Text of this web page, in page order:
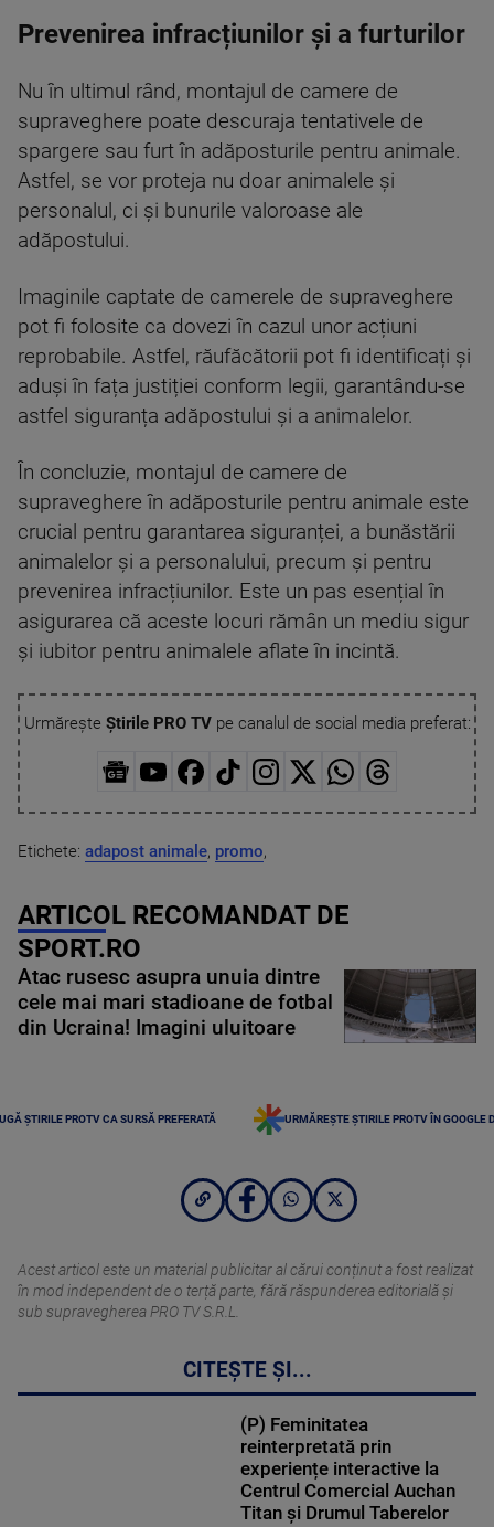
Prevenirea infracțiunilor și a furturilor
Nu în ultimul rând, montajul de camere de
supraveghere poate descuraja tentativele de
spargere sau furt în adăposturile pentru animale.
Astfel, se vor proteja nu doar animalele și
personalul, ci și bunurile valoroase ale
adăpostului.
Imaginile captate de camerele de supraveghere
pot fi folosite ca dovezi în cazul unor acțiuni
reprobabile. Astfel, răufăcătorii pot fi identificați și
aduși în fața justiției conform legii, garantându-se
astfel siguranța adăpostului și a animalelor.
În concluzie, montajul de camere de
supraveghere în adăposturile pentru animale este
crucial pentru garantarea siguranței, a bunăstării
animalelor și a personalului, precum și pentru
prevenirea infracțiunilor. Este un pas esențial în
asigurarea că aceste locuri rămân un mediu sigur
și iubitor pentru animalele aflate în incintă.
Urmărește Știrile PRO TVpe canalul de social media preferat:
Etichete: adapost animale, promo,
ARTICOL RECOMANDAT DE
SPORT.RO
Atac rusesc asupra unuia dintre
cele mai mari stadioane de fotbal
din Ucraina! Imagini uluitoare
ȘTIRILE PROTV CA SURSĂ PREFERATĂ URMĂREȘTE ȘTIRILE PROTV ÎN GOOGLE
Acest articol este un material publicitar al cărui conținut a fost realizat
în mod independent de o terță parte, fără răspunderea editorială şi
sub supravegherea PRO TV S.R.L.
CITEȘTE ȘI...
(P) Feminitatea
reinterpretată prin
experiențe interactive la
Centrul Comercial Auchan
Titan și Drumul Taberelor